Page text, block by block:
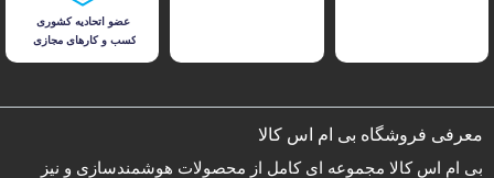
معرفی فروشگاه بی ام اس کالا
بی ام اس کالا مجموعه ای کامل از محصولات هوشمندسازی و نیز